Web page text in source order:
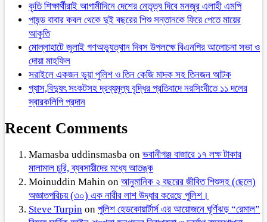
কৃতি শিক্ষার্থীরাই আগামীদিনে দেশের নেতৃত্ব দিবে মনজুর এলাহী এমপি
পাষন্ড বাবার কবল থেকে দুই বছরের শিশু সন্তানকে ফিরে পেতে মায়ের
আকুতি
মোল্লাহাটে জুলাই গণঅভ্যুত্থান দিবস উপলক্ষে বিএনপির আলোচনা সভা ও
দোয়া মাহফিল
সরাইলে একজন ভুয়া পুলিশ ও তিন কেজি মাদক সহ তিনজন আটক
গ্যাস,বিদ্যুৎ সংকটসহ দ্রব্যমূল্য বৃদ্ধির প্রতিবাদে নরসিংদীতে ১১ দলের
স্বারকলিপি প্রদান
Recent Comments
Mamasba uddinsmasba on ভবানীগঞ্জ বাজারে ১৭ লক্ষ টাকার
মালামাল চুরি, ব্যবসায়ীদের মধ্যে আতঙ্ক
Moinuddin Mahin on আনুমানিক ২ বছরের জীবিত শিশুসহ (ছেলে)
অজ্ঞাতপরিচয় (৩০) এক নারীর লাশ উদ্ধার করেছে পুলিশ।
Steve Turpin on পুলিশ হেডকোয়ার্টার্স এর আয়োজনে ঘূর্ণিঝড় “রেমাল”